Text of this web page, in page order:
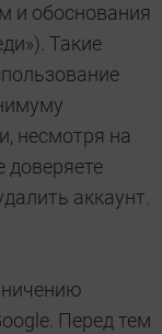
и обоснования
Такие
несмотря на
доверяете
аккаунт.
Перед тем